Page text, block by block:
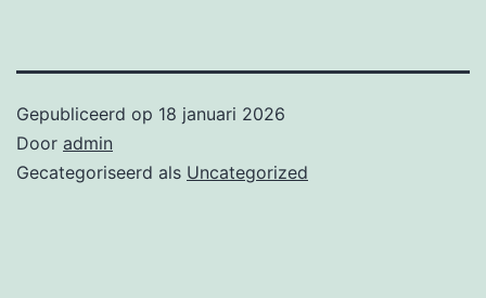
Gepubliceerd op 18 januari 2026
Door admin
Gecategoriseerd als Uncategorized